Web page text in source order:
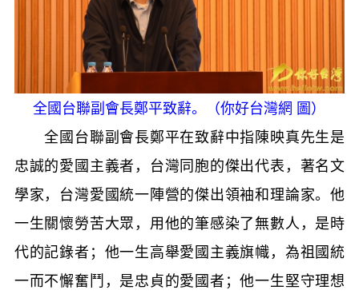
全國台聯副會長鄭平致辭。（你好台灣網 圖）
全國台聯副會長鄭平在致辭中指陳映真先生是
忠誠的愛國主義者，台灣同胞的傑出代表，著名文
學家，台灣愛國統一陣營的傑出領袖和理論家。他
一生關懷勞苦大眾，用他的筆感染了無數人，是時
代的記錄者；他一生高舉愛國主義旗幟，為祖國統
一而不懈奮鬥，是忠貞的愛國者；他一生堅守理想